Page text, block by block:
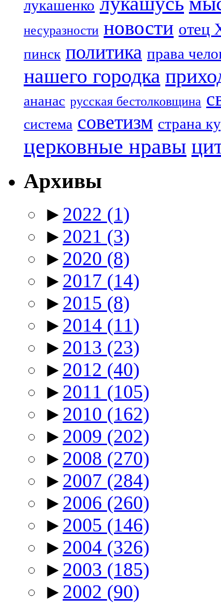
лукашенко
несуразности новости отец
пинск политика права
нашего городка
ананас русская бестолковщина
система советизм страна
церковные нравы
Архивы
► 2022 (1)
► 2021 (3)
► 2020 (8)
► 2017 (14)
► 2015 (8)
► 2014 (11)
► 2013 (23)
► 2012 (40)
► 2011 (105)
► 2010 (162)
► 2009 (202)
► 2008 (270)
► 2007 (284)
► 2006 (260)
► 2005 (146)
► 2004 (326)
► 2003 (185)
► 2002 (90)